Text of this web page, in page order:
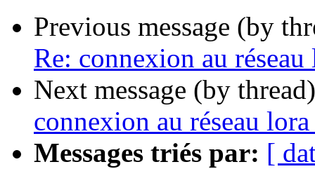
Previous message (by
Re: connexion au
Next message (by
connexion au réseau
Messages triés par: [